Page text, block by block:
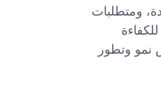
ومتطلبات
نمو وتطور